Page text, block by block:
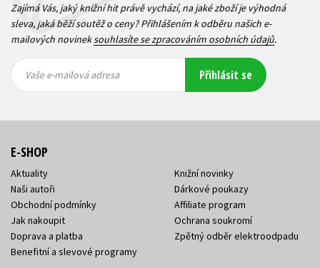
Zajímá Vás, jaký knižní hit právě vychází, na jaké zboží je výhodná
sleva, jaká běží soutěž o ceny? Přihlášením k odběru našich e-
mailových novineksouhlasíte se zpracováním osobních údajů.
mailová
mailová
Vaše e-mailová adresa Přihlásit se
E-SHOP
Aktuality
Naši autoři
Obchodní podmínky
Jak nakoupit
Doprava a platba
Benefitní a slevové programy
Knižní novinky
Dárkové poukazy
Affiliate program
Ochrana soukromí
Zpětný odběr elektroodpadu